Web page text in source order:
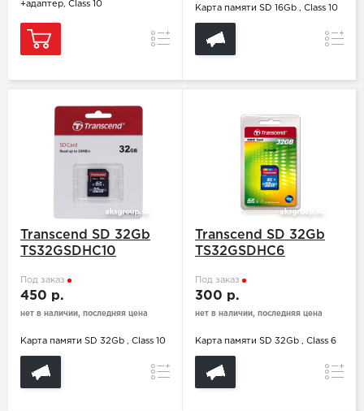
+адаптер, Class 10
Сравнение
Карта памяти SD 16Gb , Class 10
Transcend SD 32Gb
TS32GSDHC10
Под заказ
450 р.
нет в наличии, последняя цена
Карта памяти SD 32Gb , Class 10
Сравнение
Transcend SD 32Gb
TS32GSDHC6
Под заказ
300 р.
нет в наличии, последняя цена
Карта памяти SD 32Gb , Class 6